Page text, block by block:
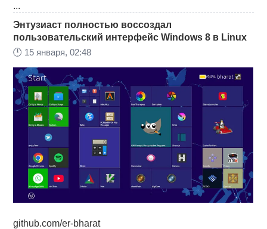
...
Энтузиаст полностью воссоздал
пользовательский интерфейс Windows 8 в Linux
🕛 15 января, 02:48
github.com/er-bharat